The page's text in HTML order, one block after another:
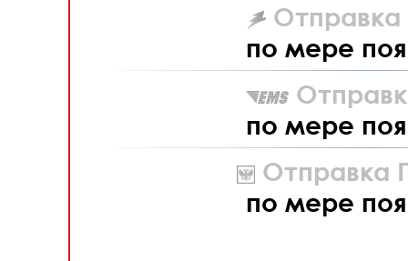
Отправка
по мере
по мере
Отправка
по мере